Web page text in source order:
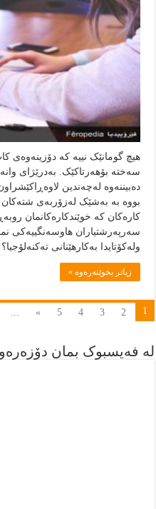
هیچ گومانێک نییە کە دۆزینەوەی
سەختە بۆهەرتاکێک. بەدرێژای
دەبیننەوە لەچەندین
بووە بە بەشێک لەزۆربەی
کارەکان کە خوێندکارەکانمان
سەرپەرشتیاران هاوسەنگییەکی
ولەکۆتایدا بەکارهێنانی
زياتر بخوێنەرەوە »
1
2
3
4
5
»
لە فەیسبوک بمان